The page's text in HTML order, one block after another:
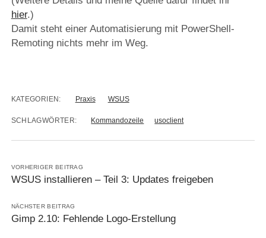
hier.)
Damit steht einer Automatisierung mit PowerShell-
Remoting nichts mehr im Weg.
KATEGORIEN: Praxis WSUS
SCHLAGWÖRTER: Kommandozeile usoclient
VORHERIGER BEITRAG
WSUS installieren – Teil 3: Updates freigeben
NÄCHSTER BEITRAG
Gimp 2.10: Fehlende Logo-Erstellung